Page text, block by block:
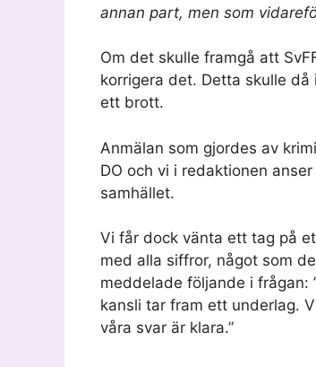
annan part, men som
Om det skulle framgå att
korrigera det. Detta skulle
ett brott.
Anmälan som gjordes av
DO och vi i redaktionen
samhället.
Vi får dock vänta ett tag på
med alla siffror, något som
meddelade följande i frågan:
kansli tar fram ett underlag.
våra svar är klara.”